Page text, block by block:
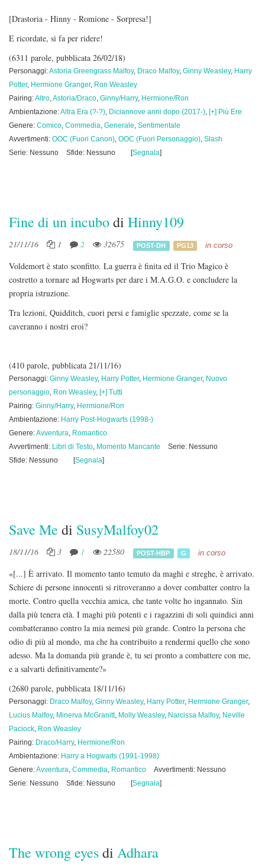
[Drastoria - Hinny - Romione - Sorpresa!]
E ricordate, si fa per ridere!
(6311 parole, pubblicata 26/02/18)
Personaggi:Astoria Greengrass Malfoy, Draco Malfoy, Ginny Weasley, Harry
Potter, Hermione Granger, Ron Weasley
Pairing:Altro,Astoria/Draco, Ginny/Harry, Hermione/Ron
Ambientazione:Altra Era (?-?), Diciannove anni dopo (2017-), [+] Più Ere
Genere: Comico, Commedia, Generale, Sentimentale
Avvertimenti: OOC (Fuori Canon), OOC (Fuori Personaggio), Slash
Serie: Nessuno
Sfide: Nessuno [Segnala]
Fine di un incubodi Hinny109
21/11/16 1 2 32675 POST-DH PG13 in corso
Voldemort è stato sconfitto. La guerra è finita ed il Trio Magico è
costretto a tornare ad Hogwarts per dare i M.A.G.O. e concludere la
propria istruzione.
Tra lezioni, Quidditch, cuori persi e famiglie spezzate, come se la
caveranno i nostri eroi?
(410 parole, pubblicata 21/11/16)
Personaggi: Ginny Weasley, Harry Potter, Hermione Granger, Nuovo
personaggio, Ron Weasley, [+] Tutti
Pairing: Ginny/Harry, Hermione/Ron
Ambientazione: Harry Post-Hogwarts (1998-)
Genere:Avventura, Romantico
Avvertimenti: Libri di Testo, Momento Mancante
Serie: Nessuno
Sfide: Nessuno
[Segnala]
Save Me di SusyMalfoy02
18/11/16 3 1 22580 POST-HBP G in corso
«[...] È arrivato. Il momento tanto temuto da maghi e streghe, è arrivato.
Schiere di persone innocenti si ritroveranno a dover combatter contro la
morte. Contro quella vecchia amica, che tante volte ho ingannato. Sin
dalla più tenera età. I maghi più potenti e i ragazzini di soli quindici anni
combatteranno contro la mia nemesi più grande. Contro la persona che
odio di più al mondo, ma che ha contribuito a rendermi quello che sono
adesso. Ma la domanda più grande è, tu sei pronto a combattere con me,
e a salvarti definitivamente?»
(2680 parole, pubblicata 18/11/16)
Personaggi: Draco Malfoy, Ginny Weasley, Harry Potter, Hermione Granger,
Lucius Malfoy, Minerva McGranitt, Molly Weasley, Narcissa Malfoy, Neville
Paciock, Ron Weasley
Pairing: Draco/Harry, Hermione/Ron
Ambientazione: Harry a Hogwarts (1991-1998)
Genere:Avventura, Commedia, Romantico
Avvertimenti: Nessuno
Serie: Nessuno
Sfide: Nessuno [Segnala]
The wrong eyesdi Adhara